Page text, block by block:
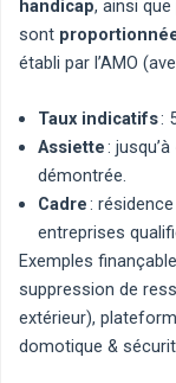
handicap, ainsi
sont
établi par l’AMO
Taux indicatifs:
Assiette:
démontrée.
Cadre:
entreprises
Exemples
suppression de
extérieur),
domotique &